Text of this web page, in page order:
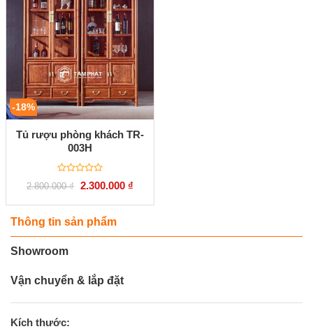
-18%
Tủ rượu phòng khách TR-
003H
Được
xếp
0
5
sao
2.800.000₫ Giá
là:
2.300.000 ₫Giá
tại
Thông tin sản phẩm
Showroom
Vận chuyển & lắp đặt
Kích thước: